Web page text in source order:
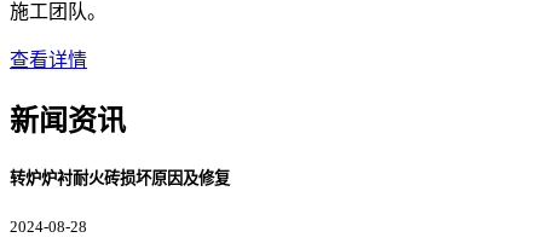
施工团队。
查看详情
新闻资讯
转炉炉衬耐火砖损坏原因及修复
2024-08-28